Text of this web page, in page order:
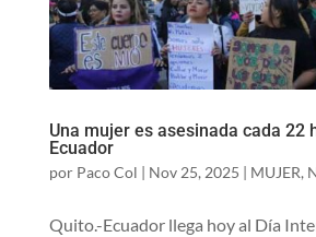
Una mujer es asesinada cada 22
Ecuador
por Paco Col | Nov 25, 2025 | MUJER,
Quito.-Ecuador llega hoy al Día